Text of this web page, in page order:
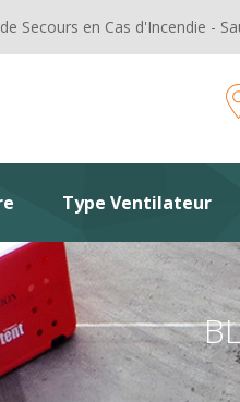
Secours en Cas d'Incendie -
Type Ventilateur